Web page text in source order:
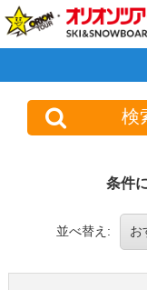
検
条件
並べ替え: